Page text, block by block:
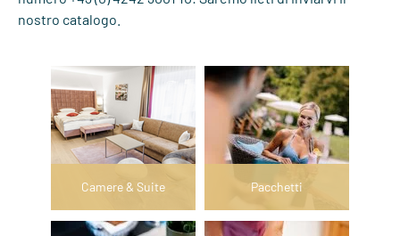
nostro catalogo. ​​​​​​​
Camere & Suite Pacchetti